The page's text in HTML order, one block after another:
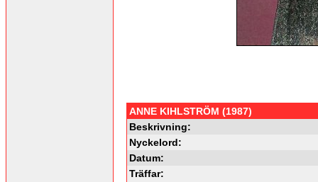
ANNE KIHLSTRÖM (1987)
Beskrivning:
Nyckelord:
Datum:
Träffar: